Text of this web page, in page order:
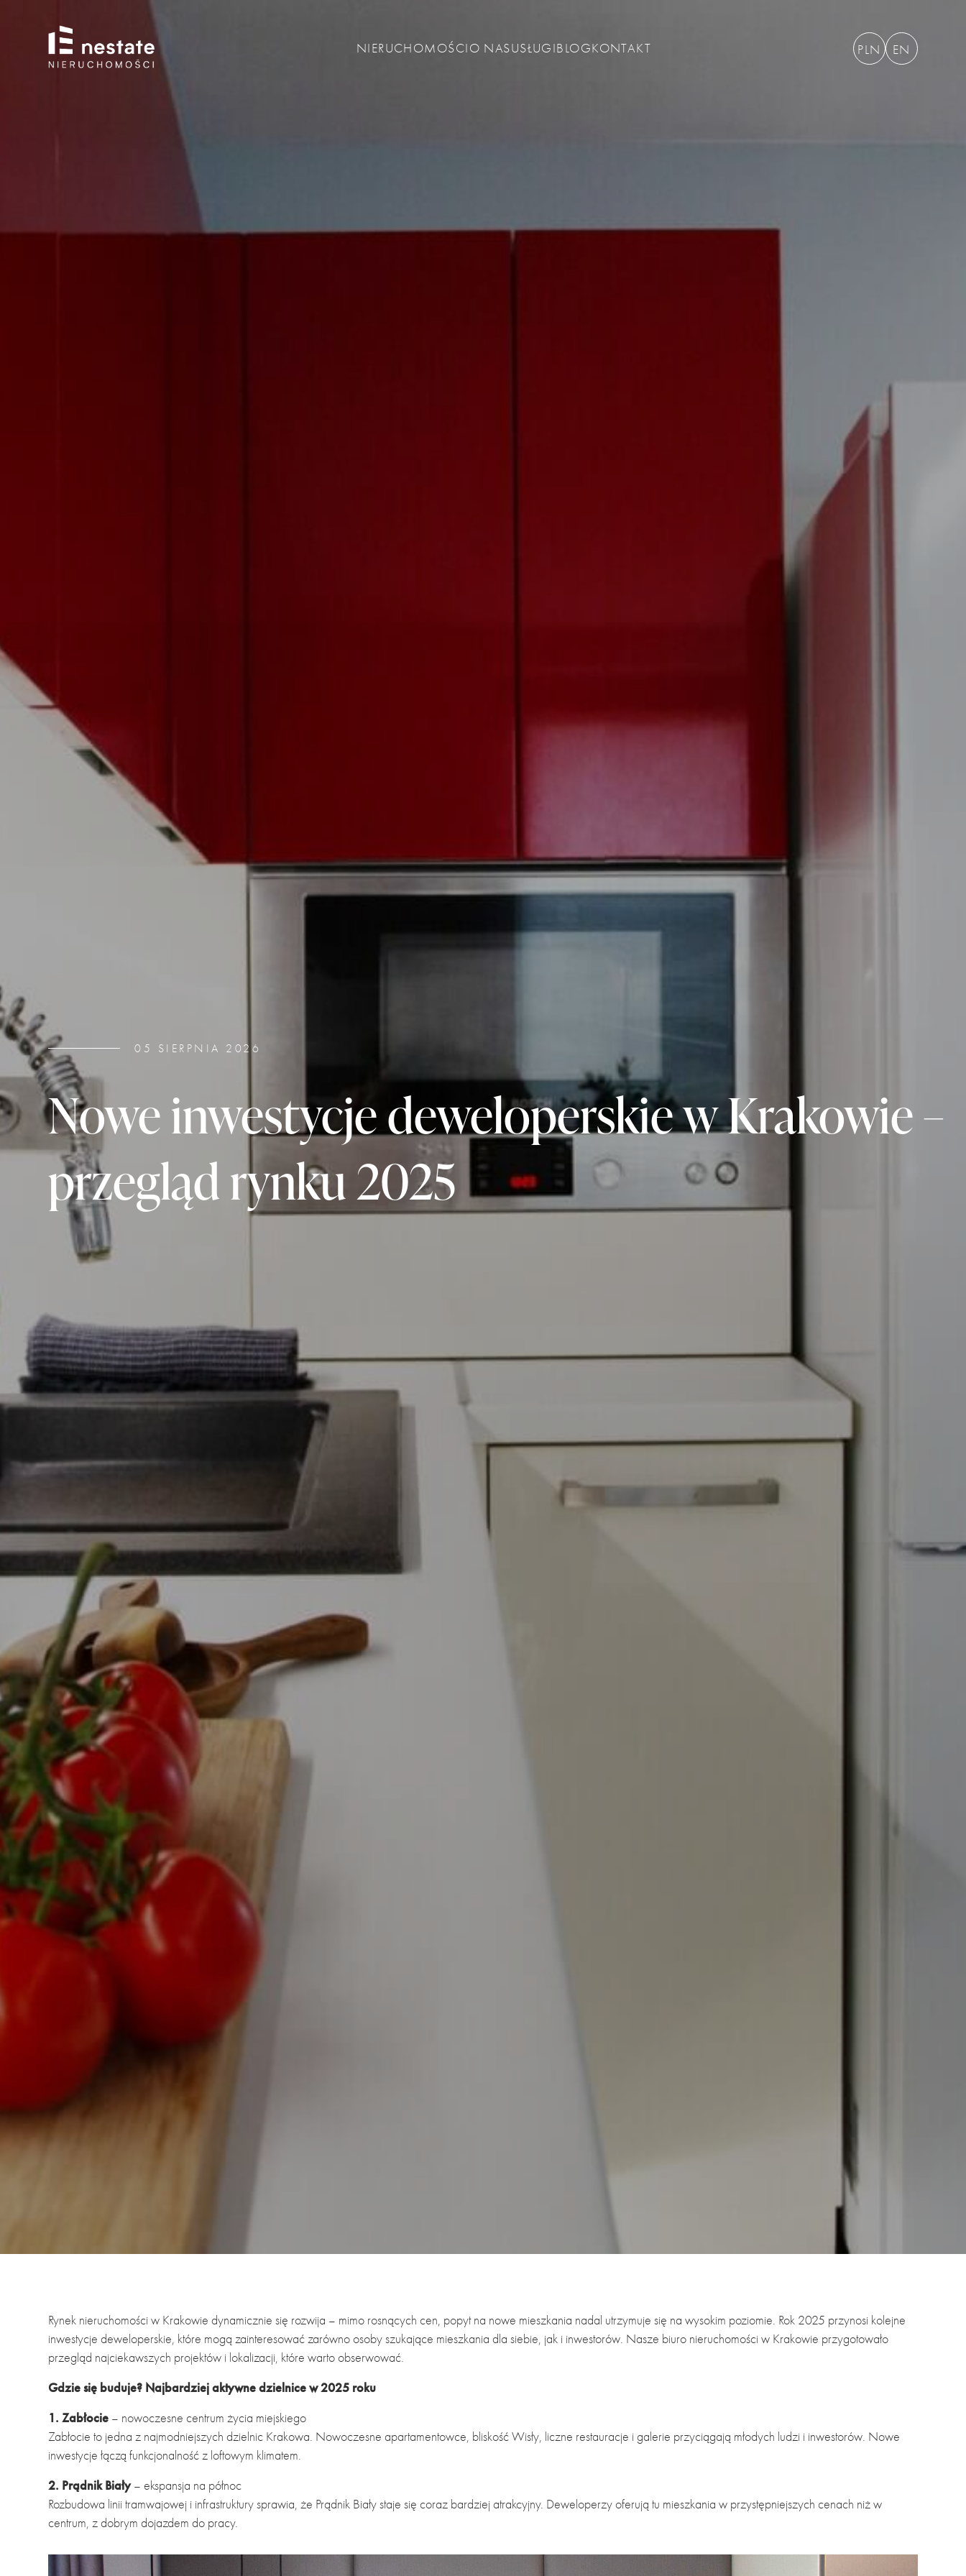
NIERUCHOMOŚCIO NASUSŁUGIBLOGKONTAKT PLN EN
05 SIERPNIA 2026
Nowe inwestycje deweloperskie w Krakowie –
przegląd rynku 2025
Rynek nieruchomości w Krakowie dynamicznie się rozwija – mimo rosnących cen, popyt na nowe mieszkania nadal utrzymuje się na wysokim poziomie. Rok 2025 przynosi kolejne
inwestycje deweloperskie, które mogą zainteresować zarówno osoby szukające mieszkania dla siebie, jak i inwestorów. Nasze biuro nieruchomości w Krakowie przygotowało
przegląd najciekawszych projektów i lokalizacji, które warto obserwować.
Gdzie się buduje? Najbardziej aktywne dzielnice w 2025 roku
1. Zabłocie – nowoczesne centrum życia miejskiego
Zabłocie to jedna z najmodniejszych dzielnic Krakowa. Nowoczesne apartamentowce, bliskość Wisły, liczne restauracje i galerie przyciągają młodych ludzi i inwestorów. Nowe
inwestycje łączą funkcjonalność z loftowym klimatem.
2. Prądnik Biały– ekspansja na północ
Rozbudowa linii tramwajowej i infrastruktury sprawia, że Prądnik Biały staje się coraz bardziej atrakcyjny. Deweloperzy oferują tu mieszkania w przystępniejszych cenach niż w
centrum, z dobrym dojazdem do pracy.